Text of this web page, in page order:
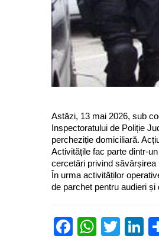
Astăzi, 13 mai 2026, sub
Inspectoratului de Poliție
percheziție domiciliară.
Activitățile fac parte dintr-
cercetări privind săvârșirea
În urma activităților
de parchet pentru audieri
Facebook